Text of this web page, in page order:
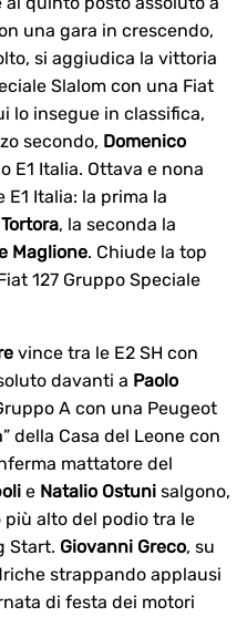
una gara in crescendo,
si aggiudica la vittoria
Slalom con una Fiat
lo insegue in classifica,
secondo, Domenico
E1 Italia. Ottava e nona
Italia: la prima la
, la seconda la
Maglione. Chiude la top
127 Gruppo Speciale
vince tra le E2 SH con
davanti a Paolo
A con una Peugeot
della Casa del Leone con
mattatore del
e Natalio Ostuni salgono,
alto del podio tra le
Start. Giovanni Greco, su
strappando applausi
di festa dei motori